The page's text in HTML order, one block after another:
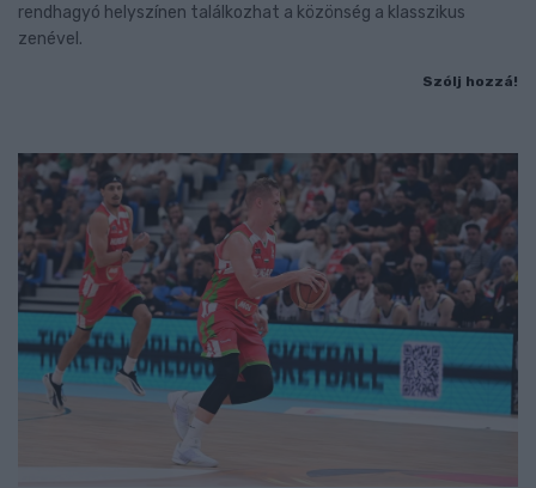
rendhagyó helyszínen találkozhat a közönség a klasszikus
zenével.
Szólj hozzá!